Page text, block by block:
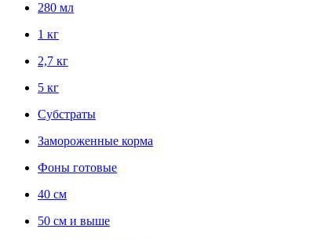
280 мл
1 кг
2,7 кг
5 кг
Субстраты
Замороженные корма
Фоны готовые
40 см
50 см и выше